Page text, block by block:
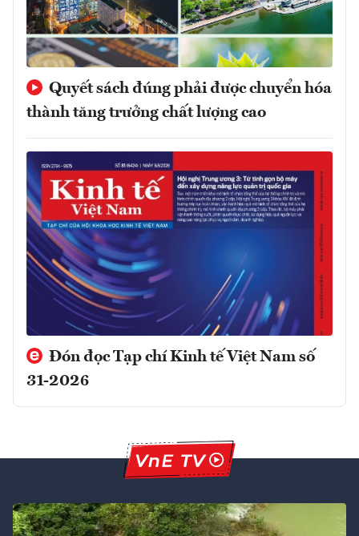
Quyết sách đúng phải được chuyển hóa
thành tăng trưởng chất lượng cao
Đón đọc Tạp chí Kinh tế Việt Nam số
31-2026